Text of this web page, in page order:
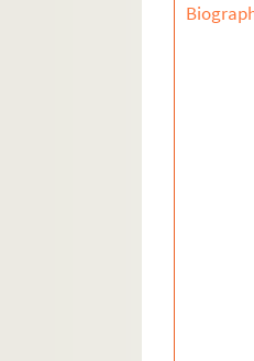
Ms.
Ms.
Ms.
Ms.